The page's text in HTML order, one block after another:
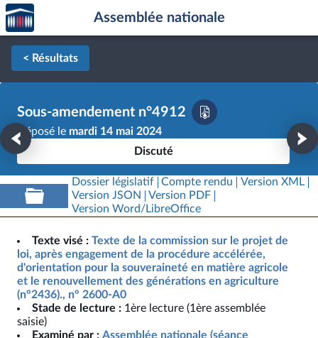
Aller au contenu
Aller en bas de la page
Accèder
à la
page
d'accueil
Assemblée nationale
< Résultats
Sous-amendement n°4912
Déposé le mardi 14 mai 2024
Discuté
Dossier législatif Compte rendu
Version XML
Version JSON
Version PDF
Version Word/LibreOffice
Texte visé : Texte de la commission sur le projet de
loi, après engagement de la procédure accélérée,
d'orientation pour la souveraineté en matière agricole
et le renouvellement des générations en agriculture
(n°2436)., n° 2600-A0
Stade de lecture : 1ère lecture (1ère assemblée
saisie)
Examiné par : Assemblée nationale (séance